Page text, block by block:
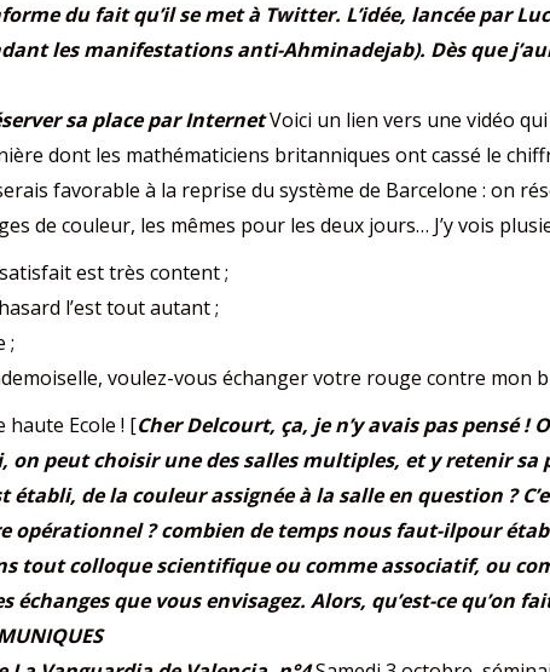
du fait qu’il se met à Twitter. L’idée, lancée par
les manifestations anti-Ahminadejab). Dès que
sa place par InternetVoici un lien vers une vidéo
dont les mathématiciens britanniques ont cassé le
favorable à la reprise du système de Barcelone : on
de couleur, les mêmes pour les deux jours… J’y vois
est très content ;
l’est tout autant ;
;
voulez-vous échanger votre rouge contre mon
haute Ecole ! [Cher Delcourt, ça, je n’y avais pas pensé
on peut choisir une des salles multiples, et y retenir sa
de la couleur assignée à la salle en question ?
opérationnel ? combien de temps nous faut-ilpour
tout colloque scientifique ou comme associatif, ou
échanges que vous envisagez. Alors, qu’est-ce qu’on